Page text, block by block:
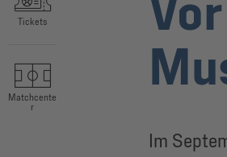
Tickets
Matchcente
r
Im